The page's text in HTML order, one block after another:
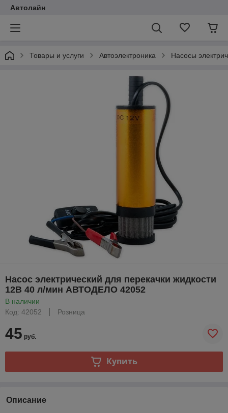
Автолайн
Товары и услуги Автоэлектроника Насосы
Насос электрический для перекачки жидкости
12В 40 л/мин АВТОДЕЛО 42052
В наличии
Код: 42052
Розница
45 руб.
Купить
Описание